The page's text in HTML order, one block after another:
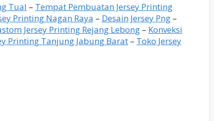
Tual – Tempat Pembuatan Jersey Printing
Printing Nagan Raya – Desain Jersey Png–
Jersey Printing Rejang Lebong – Konveksi
Printing Tanjung Jabung Barat – Toko Jersey